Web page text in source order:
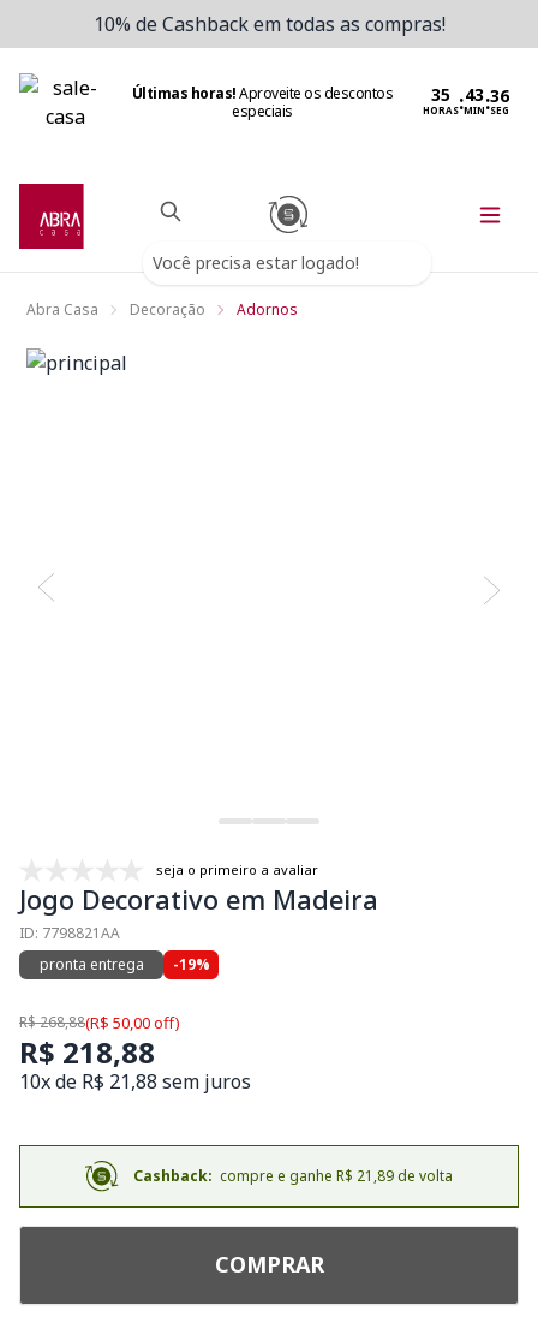
10% de Cashback em todas as compras!
Últimas horas!Aproveite os descontos
especiais
HORAS:MIN:SEG
Você precisa estar logado!
Abra Casa Decoração Adornos
seja o primeiro a avaliar
Jogo Decorativo em Madeira
ID: 7798821AA
pronta entrega
-19%
R$ 268,88(R$ 50,00 off)
R$ 218,88
10x de R$ 21,88 sem juros
Cashback: compre e ganhe R$ 21,89 de volta
COMPRAR